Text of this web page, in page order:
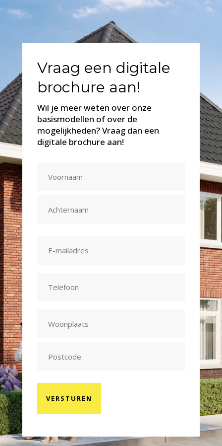
Vraag een digitale
brochure aan!
Wil je meer weten over onze
basismodellen of over de
mogelijkheden? Vraag dan een
digitale brochure aan!
(Vereist)
mailadres
(Vereist)
(Vereist)